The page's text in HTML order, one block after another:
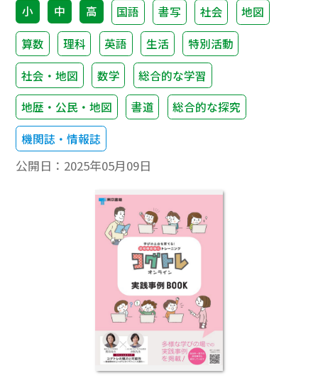
小 中 高 国語 書写 社会
地図
算数
理科 英語 生活
特別活動
社会・地図
数学
総合的な学習
地歴・公民・地図
書道
総合的な探究
機関誌・情報誌
公開日： 2025年05月09日